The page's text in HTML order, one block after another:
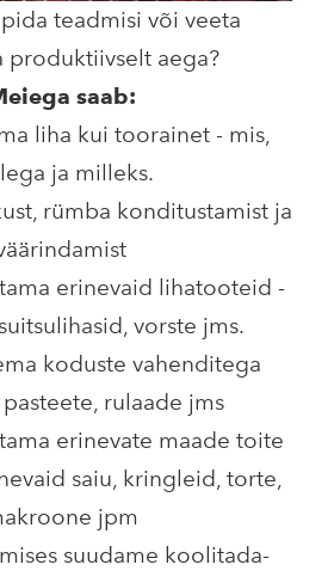
teadmisi või veeta
produktiivselt aega?
saab:
liha kui toorainet - mis,
ja milleks.
rümba konditustamist ja
erinevaid lihatooteid -
vorste jms.
koduste vahenditega
rulaade jms
erinevate maade toite
saiu, kringleid, torte,
jpm
suudame koolitada-